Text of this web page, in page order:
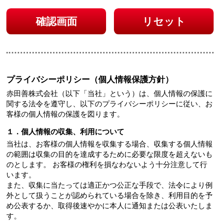
確認画面 リセット
プライバシーポリシー（個人情報保護方針）
赤田善株式会社（以下「当社」という）は、個人情報の保護に
関する法令を遵守し、以下のプライバシーポリシーに従い、お
客様の個人情報の保護を図ります。
１．個人情報の収集、利用について
当社は、お客様の個人情報を収集する場合、収集する個人情報
の範囲は収集の目的を達成するために必要な限度を超えないも
のとします。 お客様の権利を損なわないよう十分注意して行
います。
また、収集に当たっては適正かつ公正な手段で、法令により例
外として扱うことが認められている場合を除き、利用目的を予
め公表するか、取得後速やかに本人に通知または公表いたしま
す。